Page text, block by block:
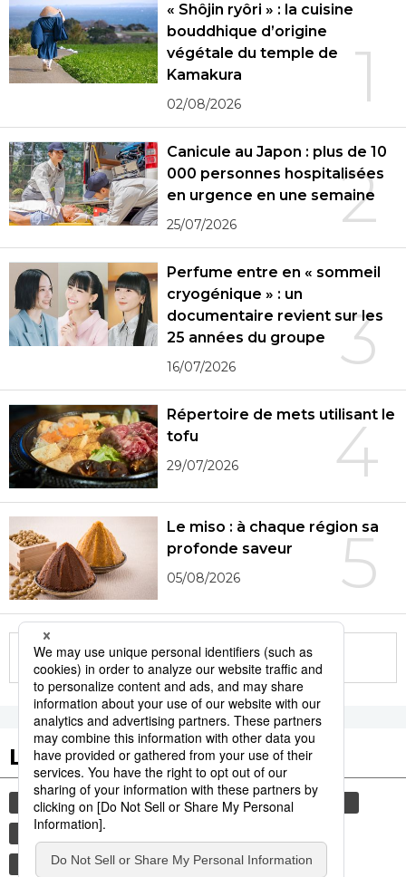
1
« Shôjin ryôri » : la cuisine
bouddhique d’origine
végétale du temple de
Kamakura
02/08/2026
2
Canicule au Japon : plus de 10
000 personnes hospitalisées
en urgence en une semaine
25/07/2026
3
Perfume entre en « sommeil
cryogénique » : un
documentaire revient sur les
25 années du groupe
16/07/2026
4
Répertoire de mets utilisant le
tofu
29/07/2026
5
Le miso : à chaque région sa
profonde saveur
05/08/2026
More in this series
Les tags populaires
gastronomie culture histoire
animal
bœuf
edo
société
sexe